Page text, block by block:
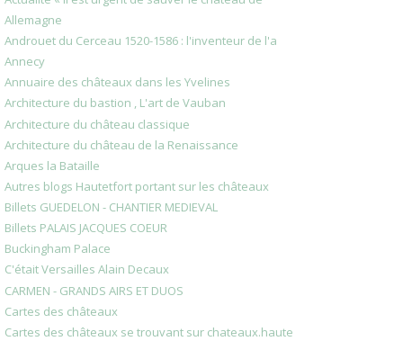
Allemagne
Androuet du Cerceau 1520-1586 : l'inventeur de l'a
Annecy
Annuaire des châteaux dans les Yvelines
Architecture du bastion , L'art de Vauban
Architecture du château classique
Architecture du château de la Renaissance
Arques la Bataille
Autres blogs Hautetfort portant sur les châteaux
Billets GUEDELON - CHANTIER MEDIEVAL
Billets PALAIS JACQUES COEUR
Buckingham Palace
C'était Versailles Alain Decaux
CARMEN - GRANDS AIRS ET DUOS
Cartes des châteaux
Cartes des châteaux se trouvant sur chateaux.haute